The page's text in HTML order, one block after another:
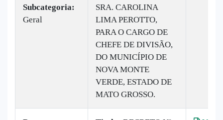
Subcategoria:
Geral
SRA. CAROLINA
LIMA PEROTTO,
PARA O CARGO DE
CHEFE DE DIVISÃO,
DO MUNICÍPIO DE
NOVA MONTE
VERDE, ESTADO DE
MATO GROSSO.